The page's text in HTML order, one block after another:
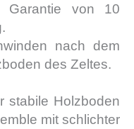
Garantie von 10
nach dem
des Zeltes.
stabile Holzboden
mit schlichter